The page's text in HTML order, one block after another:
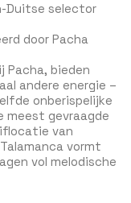
Duitse selector
door Pacha
Pacha, bieden
andere energie –
onberispelijke
meest gevraagde
van
vormt
vol melodische